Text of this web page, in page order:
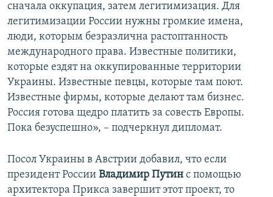
сначала оккупация, затем легитимизация. Для
легитимизации России нужны громкие имена,
люди, которым безразлична растоптанность
международного права. Известные политики,
которые ездят на оккупированные территории
Украины. Известные певцы, которые там поют.
Известные фирмы, которые делают там бизнес.
Россия готова щедро платить за совесть Европы.
Пока безуспешно», – подчеркнул дипломат.
Посол Украины в Австрии добавил, что если
президент России Владимир Путин с помощью
архитектора Прикса завершит этот проект, то